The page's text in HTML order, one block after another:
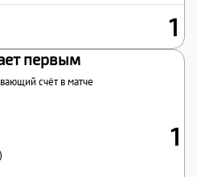
1
первым
счёт в матче
1